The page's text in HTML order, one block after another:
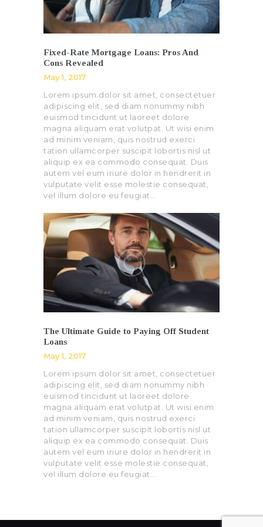
Fixed-Rate Mortgage Loans: Pros And
Cons Revealed
May 1, 2017
Lorem ipsum dolor sit amet, consectetuer
adipiscing elit, sed diam nonummy nibh
euismod tincidunt ut laoreet dolore
magna aliquam erat volutpat. Ut wisi enim
ad minim veniam, quis nostrud exerci
tation ullamcorper suscipit lobortis nisl ut
aliquip ex ea commodo consequat. Duis
autem vel eum iriure dolor in hendrerit in
vulputate velit esse molestie consequat,
vel illum dolore eu feugiat…
The Ultimate Guide to Paying Off Student
Loans
May 1, 2017
Lorem ipsum dolor sit amet, consectetuer
adipiscing elit, sed diam nonummy nibh
euismod tincidunt ut laoreet dolore
magna aliquam erat volutpat. Ut wisi enim
ad minim veniam, quis nostrud exerci
tation ullamcorper suscipit lobortis nisl ut
aliquip ex ea commodo consequat. Duis
autem vel eum iriure dolor in hendrerit in
vulputate velit esse molestie consequat,
vel illum dolore eu feugiat…